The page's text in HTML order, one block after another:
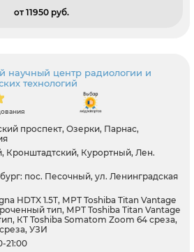
от 11950 pуб.
научный центр радиологии и
технологий
проспект, Озерки, Парнас,
Кронштадтский, Курортный, Лен.
пос. Песочный, ул. Ленинградская
HDTX 1.5T, МРТ Toshiba Titan Vantage
тип, МРТ Toshiba Titan Vantage
КТ Toshiba Somatom Zoom 64 среза,
УЗИ
21:00